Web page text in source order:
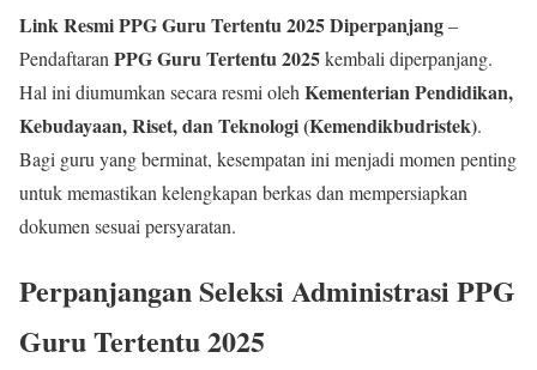
Link Resmi PPG Guru Tertentu 2025 Diperpanjang–
Pendaftaran PPG Guru Tertentu 2025kembali diperpanjang.
Hal ini diumumkan secara resmi oleh Kementerian Pendidikan,
Kebudayaan, Riset, dan Teknologi (Kemendikbudristek).
Bagi guru yang berminat, kesempatan ini menjadi momen penting
untuk memastikan kelengkapan berkas dan mempersiapkan
dokumen sesuai persyaratan.
Perpanjangan Seleksi Administrasi PPG
Guru Tertentu 2025